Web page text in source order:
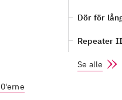
Dör för
Repeater II
Se alle